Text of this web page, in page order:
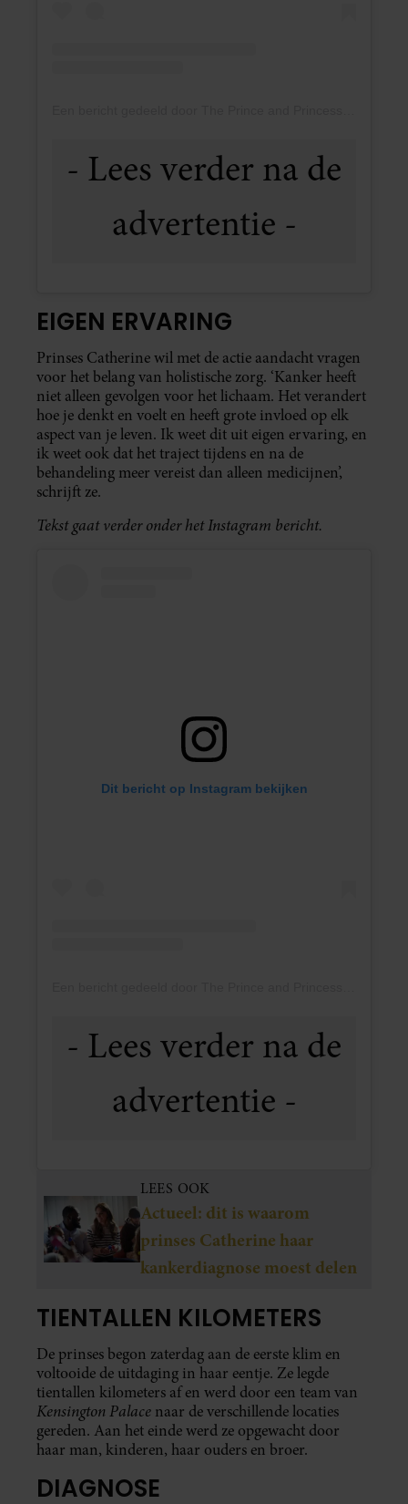
EIGEN ERVARING
Prinses Catherine wil met de actie aandacht vragen
voor het belang van holistische zorg. ‘Kanker heeft
niet alleen gevolgen voor het lichaam. Het verandert
hoe je denkt en voelt en heeft grote invloed op elk
aspect van je leven. Ik weet dit uit eigen ervaring, en
ik weet ook dat het traject tijdens en na de
behandeling meer vereist dan alleen medicijnen’,
schrijft ze.
Tekst gaat verder onder het Instagram bericht.
Dit bericht op Instagram bekijken
LEES OOK
Actueel: dit is waarom
prinses Catherine haar
kankerdiagnose moest delen
TIENTALLEN KILOMETERS
De prinses begon zaterdag aan de eerste klim en
voltooide de uitdaging in haar eentje. Ze legde
tientallen kilometers af en werd door een team van
Kensington Palace naar de verschillende locaties
gereden. Aan het einde werd ze opgewacht door
haar man, kinderen, haar ouders en broer.
DIAGNOSE